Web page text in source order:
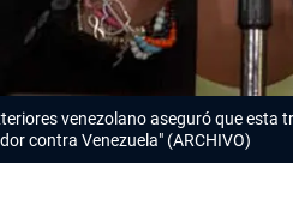
venezolano aseguró que esta
contra Venezuela" (ARCHIVO)